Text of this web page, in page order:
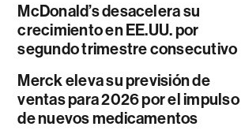
McDonald’s desacelera su
crecimiento en EE.UU. por
segundo trimestre consecutivo
Merck eleva su previsión de
ventas para 2026 por el impulso
de nuevos medicamentos